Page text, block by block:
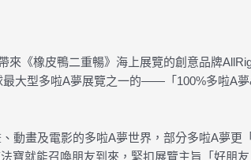
《橡皮鴨二重暢》海上展覽的創意品牌
大型多啦A夢展覽之一的——「100%多啦A
動畫及電影的多啦A夢世界，部分多啦A夢更
寶就能召喚朋友到來，緊扣展覽主旨「好朋